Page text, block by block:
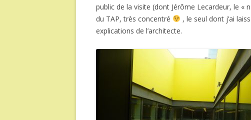
public de la visite (dont Jérôme Lecardeur, le «
du TAP, très concentré
, le seul dont j’ai
explications de l’architecte.